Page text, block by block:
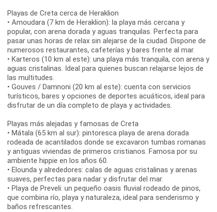
Playas de Creta cerca de Heraklion
• Amoudara (7 km de Heraklion): la playa más cercana y
popular, con arena dorada y aguas tranquilas. Perfecta para
pasar unas horas de relax sin alejarse de la ciudad. Dispone de
numerosos restaurantes, cafeterías y bares frente al mar.
• Karteros (10 km al este): una playa más tranquila, con arena y
aguas cristalinas. Ideal para quienes buscan relajarse lejos de
las multitudes.
• Gouves / Damnoni (20 km al este): cuenta con servicios
turísticos, bares y opciones de deportes acuáticos, ideal para
disfrutar de un día completo de playa y actividades.
Playas más alejadas y famosas de Creta
• Mátala (65 km al sur): pintoresca playa de arena dorada
rodeada de acantilados donde se excavaron tumbas romanas
y antiguas viviendas de primeros cristianos. Famosa por su
ambiente hippie en los años 60.
• Elounda y alrededores: calas de aguas cristalinas y arenas
suaves, perfectas para nadar y disfrutar del mar.
• Playa de Preveli: un pequeño oasis fluvial rodeado de pinos,
que combina río, playa y naturaleza, ideal para senderismo y
baños refrescantes.